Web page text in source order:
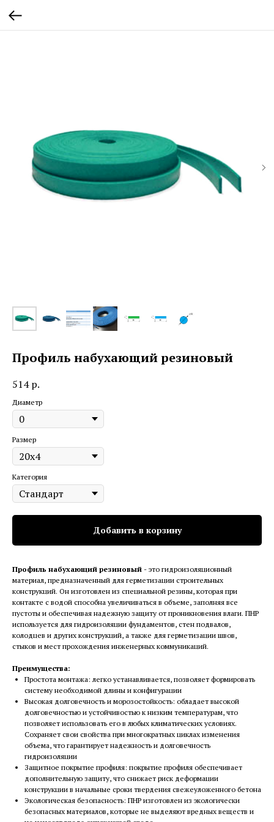
Профиль набухающий резиновый
514 р.
Диаметр
Размер
Категория
Добавить в корзину
Профиль набухающий резиновый - это гидроизоляционный
материал, предназначенный для герметизации строительных
конструкций. Он изготовлен из специальной резины, которая при
контакте с водой способна увеличиваться в объеме, заполняя все
пустоты и обеспечивая надежную защиту от проникновения влаги. ПНР
используется для гидроизоляции фундаментов, стен подвалов,
колодцев и других конструкций, а также для герметизации швов,
стыков и мест прохождения инженерных коммуникаций.
Преимущества:
Простота монтажа: легко устанавливается, позволяет формировать
систему необходимой длины и конфигурации
Высокая долговечность и морозостойкость: обладает высокой
долговечностью и устойчивостью к низким температурам, что
позволяет использовать его в любых климатических условиях.
Сохраняет свои свойства при многократных циклах изменения
объема, что гарантирует надежность и долговечность
гидроизоляции
Защитное покрытие профиля: покрытие профиля обеспечивает
дополнительную защиту, что снижает риск деформации
конструкции в начальные сроки твердения свежеуложенного бетона
Экологическая безопасность: ПНР изготовлен из экологически
безопасных материалов, которые не выделяют вредных веществ и